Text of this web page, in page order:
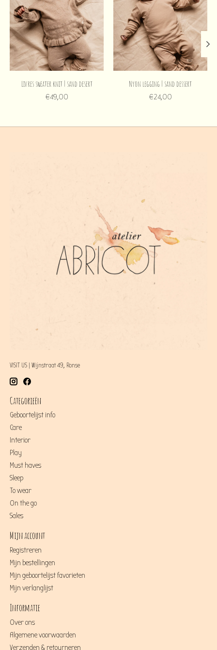
Livres sweater knit | sand desert
€49,00
Nyon legging | sand dessert
€24,00
VISIT US | Wijnstraat 49, Ronse
Categorieën
Geboortelijst info
Care
Interior
Play
Must haves
Sleep
To wear
On the go
Sales
Mijn account
Registreren
Mijn bestellingen
Mijn geboortelijst favorieten
Mijn verlanglijst
Informatie
Over ons
Algemene voorwaarden
Verzenden & retourneren